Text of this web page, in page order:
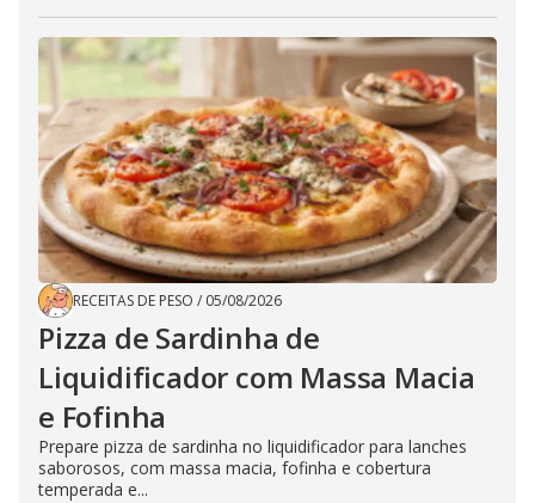
RECEITAS DE PESO / 05/08/2026
Pizza de Sardinha de
Liquidificador com Massa Macia
e Fofinha
Prepare pizza de sardinha no liquidificador para lanches
saborosos, com massa macia, fofinha e cobertura
temperada e...